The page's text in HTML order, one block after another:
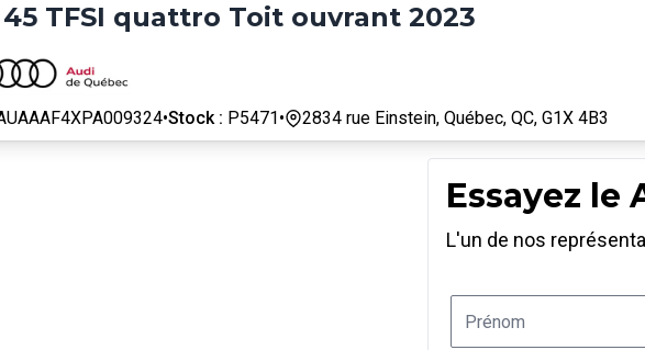
TFSI quattro Toit ouvrant 2023
•Stock : P5471• 2834 rue Einstein, Québec, QC, G1X 4B3
Essayez le
L'un de nos